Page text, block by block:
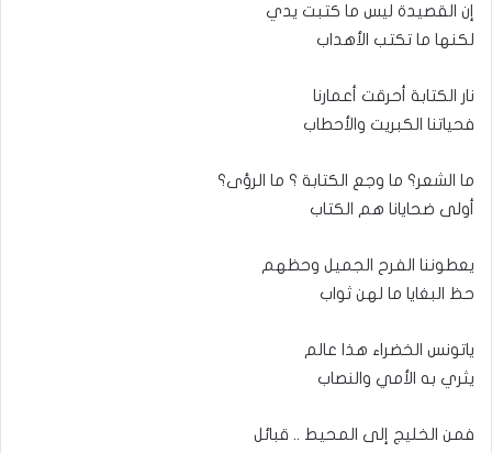
إن القصيدة ليس ما كتبت يدي
لكنها ما تكتب الأهداب
نار الكتابة أحرقت أعمارنا
فحياتنا الكبريت والأحطاب
ما الشعر؟ ما وجع الكتابة ؟ ما الرؤى؟
أولى ضحايانا هم الكتاب
يعطوننا الفرح الجميل وحظهم
حظ البغايا ما لهن ثواب
ياتونس الخضراء هذا عالم
يثري به الأمي والنصاب
فمن الخليج إلى المحيط .. قبائل